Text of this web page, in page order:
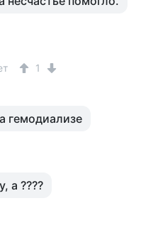
1
гемодиализе
а ????